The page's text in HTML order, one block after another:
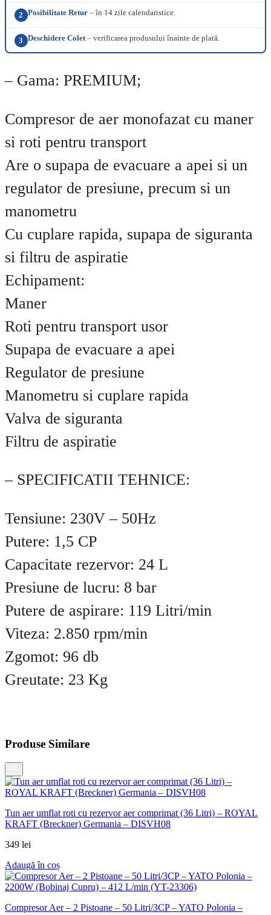
2 Posibilitate Retur– în 14 zile calendaristice.
3 Deschidere Colet– verificarea produsului înainte de plată.
– Gama: PREMIUM;
Compresor de aer monofazat cu maner
si roti pentru transport
Are o supapa de evacuare a apei si un
regulator de presiune, precum si un
manometru
Cu cuplare rapida, supapa de siguranta
si filtru de aspiratie
Echipament:
Maner
Roti pentru transport usor
Supapa de evacuare a apei
Regulator de presiune
Manometru si cuplare rapida
Valva de siguranta
Filtru de aspiratie
– SPECIFICATII TEHNICE:
Tensiune: 230V – 50Hz
Putere: 1,5 CP
Capacitate rezervor: 24 L
Presiune de lucru: 8 bar
Putere de aspirare: 119 Litri/min
Viteza: 2.850 rpm/min
Zgomot: 96 db
Greutate: 23 Kg
Produse Similare